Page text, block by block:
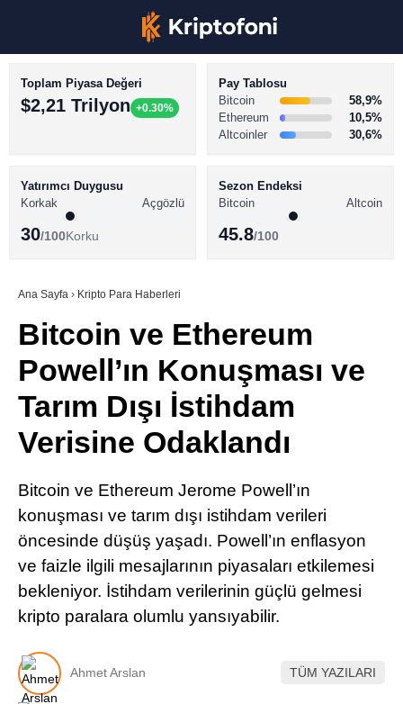
Youtube
TikTok
BİTCOİN HABERLERİ
ALTCOİN HABERLERİ
SÖZLÜK
Toplam Piyasa Değeri
$2,21 Trilyon +0.30%
Pay Tablosu
Bitcoin
58,9%
Ethereum
10,5%
Altcoinler
30,6%
Yatırımcı Duygusu
Korkak
Açgözlü
30/100Korku
Sezon Endeksi
Bitcoin
Altcoin
45.8/100
Ana Sayfa › Kripto Para Haberleri
Bitcoin ve Ethereum
Powell’ın Konuşması ve
Tarım Dışı İstihdam
Verisine Odaklandı
Bitcoin ve Ethereum Jerome Powell’ın
konuşması ve tarım dışı istihdam verileri
öncesinde düşüş yaşadı. Powell’ın enflasyon
ve faizle ilgili mesajlarının piyasaları etkilemesi
bekleniyor. İstihdam verilerinin güçlü gelmesi
kripto paralara olumlu yansıyabilir.
Ahmet Arslan TÜM YAZILARI